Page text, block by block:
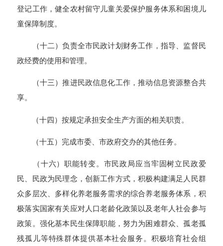
登记工作，健全农村留守儿童关爱保护服务体系和困境儿
童保障制度。
（十二）负责全市民政计划财务工作，指导、监督民
政经费的使用和管理。
（十三）推进民政信息化工作，推动信息资源整合共
享。
（十四）按规定承担安全生产方面的相关职责。
（十五）完成市委、市政府交办的其他任务。
（十六）职能转变。市民政局应当牢固树立民政爱
民、民政为民理念，创新工作方式，积极构建满足人民群
众多层次、多样化养老服务需求的综合养老服务体系，积
极落实国家有关应对人口老龄化政策以及老年人社会参与
政策。强化基本民生保障职能，努力为困难群众、孤老孤
残孤儿等特殊群体提供基本社会服务。积极培育社会组